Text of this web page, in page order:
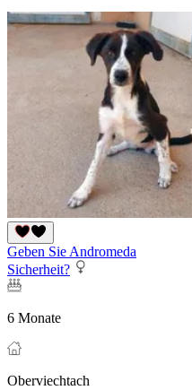
Geben Sie Andromeda
Sicherheit?
6 Monate
Oberviechtach